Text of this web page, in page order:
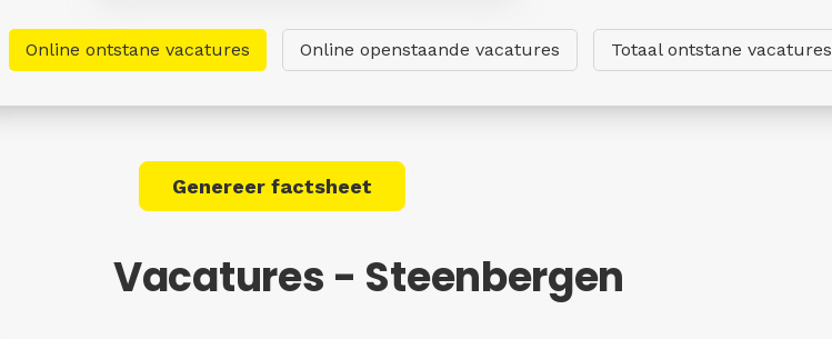
Online ontstane vacatures Online openstaande vacatures Totaal ontstane vacatures
Genereer factsheet
Vacatures - Steenbergen